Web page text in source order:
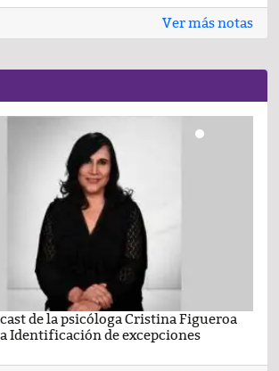
Ver más notas
de la psicóloga Cristina Figueroa
Identificación de excepciones